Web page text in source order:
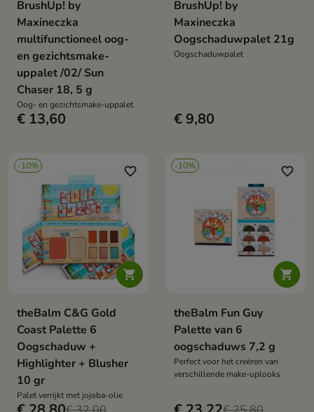
BrushUp! by
Maxineczka
multifunctioneel oog-
en gezichtsmake-
uppalet /02/ Sun
Chaser 18, 5 g
Oog- en gezichtsmake-uppalet
€ 13,60
BrushUp! by
Maxineczka
Oogschaduwpalet 21g
Oogschaduwpalet
€ 9,80
-10%

favorite_border
theBalm C&G Gold
Coast Palette 6
Oogschaduw +
Highlighter + Blusher
10 gr
Palet verrijkt met jojoba-olie
-10%

favorite_border
theBalm Fun Guy
Palette van 6
oogschaduws 7,2 g
Perfect voor het creëren van
verschillende make-uplooks